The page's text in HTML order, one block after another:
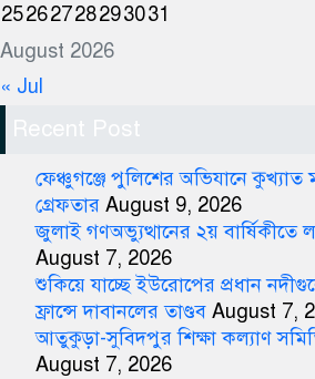
August 2026
25262728293031
« Jul
Recent Post
ফেঞ্চুগঞ্জে পুলিশের অভিযানে কুখ্যাত
গ্রেফতার August 9, 2026
জুলাই গণঅভ্যুত্থানের ২য় বার্ষিকীতে
August 7, 2026
শুকিয়ে যাচ্ছে ইউরোপের প্রধান
ফ্রান্সে দাবানলের তাণ্ডব August 7,
আতুকুড়া-সুবিদপুর শিক্ষা কল্যাণ
August 7, 2026